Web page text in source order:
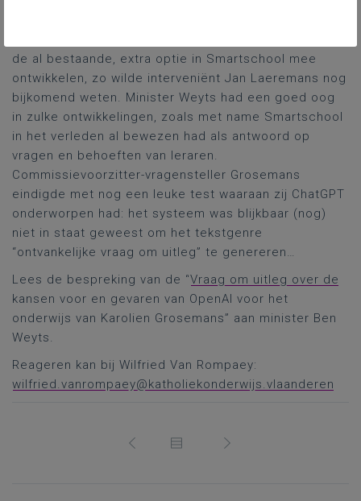
de al bestaande, extra optie in Smartschool mee
ontwikkelen, zo wilde interveniënt Jan Laeremans nog
bijkomend weten. Minister Weyts had een goed oog
in zulke ontwikkelingen, zoals met name Smartschool
in het verleden al bewezen had als antwoord op
vragen en behoeften van leraren.
Commissievoorzitter-vragensteller Grosemans
eindigde met nog een leuke test waaraan zij ChatGPT
onderworpen had: het systeem was blijkbaar (nog)
niet in staat geweest om het tekstgenre
“ontvankelijke vraag om uitleg” te genereren…
Lees de bespreking van de “Vraag om uitleg over de
kansen voor en gevaren van OpenAI voor het
onderwijs van Karolien Grosemans” aan minister Ben
Weyts.
Reageren kan bij Wilfried Van Rompaey:
wilfried.vanrompaey@katholiekonderwijs.vlaanderen